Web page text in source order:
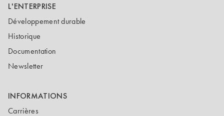
L'ENTERPRISE
Développement durable
Historique
Documentation
Newsletter
INFORMATIONS
Carrières